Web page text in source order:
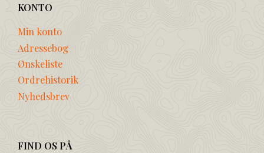
KONTO
Min konto
Adressebog
Ønskeliste
Ordrehistorik
Nyhedsbrev
FIND OS PÅ